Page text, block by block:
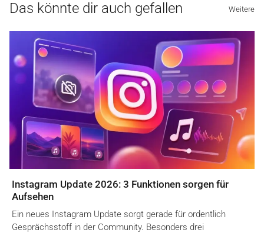
Das könnte dir auch gefallen Weitere
Instagram Update 2026: 3 Funktionen sorgen für
Aufsehen
Ein neues Instagram Update sorgt gerade für ordentlich
Gesprächsstoff in der Community. Besonders drei